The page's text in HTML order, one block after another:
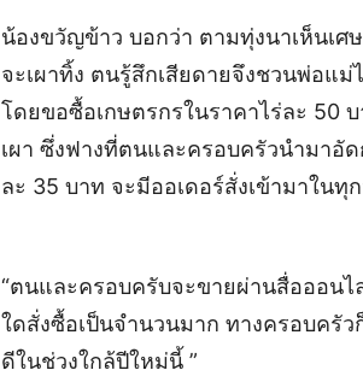
น้องขวัญข้าว บอกว่า ตามทุ่งนาเห็นเศ
จะเผาทิ้ง ตนรู้สึกเสียดายจึงชวนพ่อแ
โดยขอซื้อเกษตรกรในราคาไร่ละ 50
เผา ซึ่งฟางที่ตนและครอบครัวนำมาอั
ละ 35 บาท จะมีออเดอร์สั่งเข้ามาใน
“ตนและครอบครับจะขายผ่านสื่อออนไ
ใดสั่งซื้อเป็นจำนวนมาก ทางครอบครัว
ดีในช่วงใกล้ปีใหม่นี้ ”